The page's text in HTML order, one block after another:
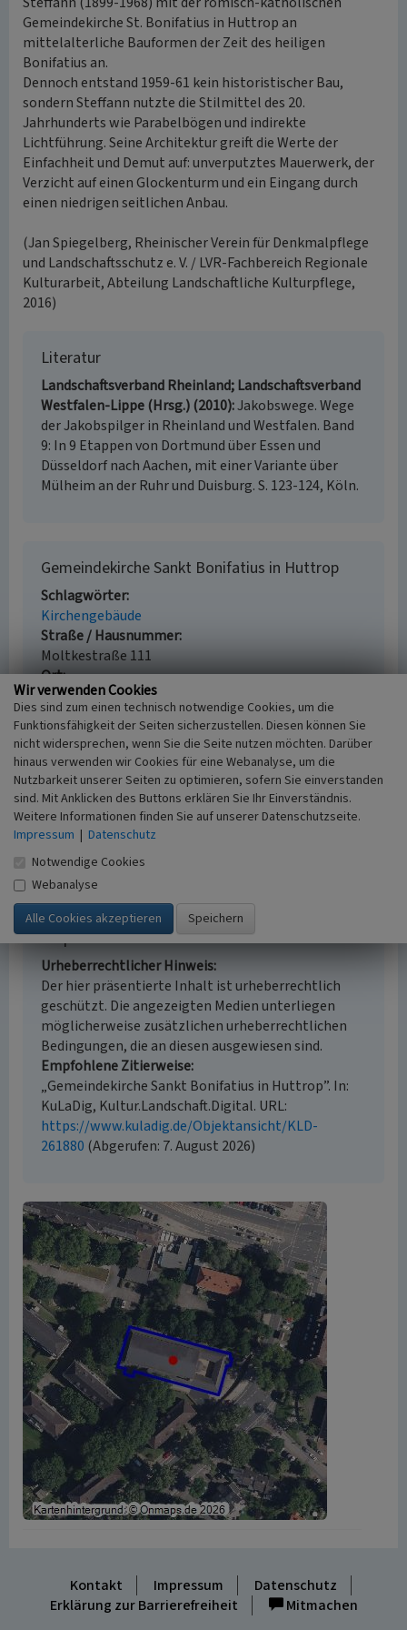
Gemeindekirche St. Bonifatius in Huttrop an
mittelalterliche Bauformen der Zeit des heiligen
Bonifatius an.
Dennoch entstand 1959-61 kein historistischer Bau,
sondern Steffann nutzte die Stilmittel des 20.
Jahrhunderts wie Parabelbögen und indirekte
Lichtführung. Seine Architektur greift die Werte der
Einfachheit und Demut auf: unverputztes Mauerwerk, der
Verzicht auf einen Glockenturm und ein Eingang durch
einen niedrigen seitlichen Anbau.
(Jan Spiegelberg, Rheinischer Verein für Denkmalpflege
und Landschaftsschutz e. V. / LVR-Fachbereich Regionale
Kulturarbeit, Abteilung Landschaftliche Kulturpflege,
2016)
Literatur
Landschaftsverband Rheinland; Landschaftsverband
Westfalen-Lippe (Hrsg.) (2010) Jakobswege. Wege
der Jakobspilger in Rheinland und Westfalen. Band
9: In 9 Etappen von Dortmund über Essen und
Düsseldorf nach Aachen, mit einer Variante über
Mülheim an der Ruhr und Duisburg. S. 123-124, Köln.
Gemeindekirche Sankt Bonifatius in Huttrop
Schlagwörter
Kirchengebäude
Straße / Hausnummer
Moltkestraße 111
Ort
45138 Essen - Huttrop
Fachsicht(en)
Kulturlandschaftspflege
Erfassungsmaßstab
i.d.R. 1:5.000 (größer als 1:20.000)
Erfassungsmethode
Literaturauswertung, Fernerkundung
Historischer Zeitraum
Beginn 1959 bis 1961
Empfohlene Zitierweise
Urheberrechtlicher Hinweis
Der hier präsentierte Inhalt ist urheberrechtlich
geschützt. Die angezeigten Medien unterliegen
möglicherweise zusätzlichen urheberrechtlichen
Bedingungen, die an diesen ausgewiesen sind.
Empfohlene Zitierweise
„Gemeindekirche Sankt Bonifatius in Huttrop”. In:
KuLaDig, Kultur.Landschaft.Digital. URL:
https://www.kuladig.de/Objektansicht/KLD-
261880 (Abgerufen: 7. August 2026)
Kontakt Impressum
Datenschutz
Erklärung zur Barrierefreiheit
Mitmachen
Wir verwenden Cookies
Dies sind zum einen technisch notwendige Cookies, um die
Funktionsfähigkeit der Seiten sicherzustellen. Diesen können Sie
nicht widersprechen, wenn Sie die Seite nutzen möchten. Darüber
hinaus verwenden wir Cookies für eine Webanalyse, um die
Nutzbarkeit unserer Seiten zu optimieren, sofern Sie einverstanden
sind. Mit Anklicken des Buttons erklären Sie Ihr Einverständnis.
Weitere Informationen finden Sie auf unserer Datenschutzseite.
Impressum | Datenschutz
Notwendige Cookies
Webanalyse